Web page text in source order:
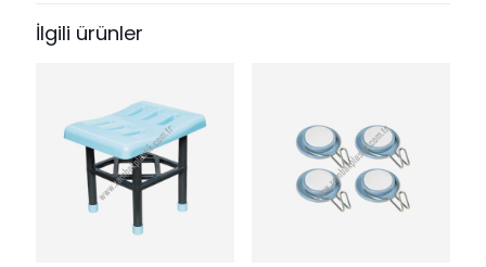
İlgili ürünler